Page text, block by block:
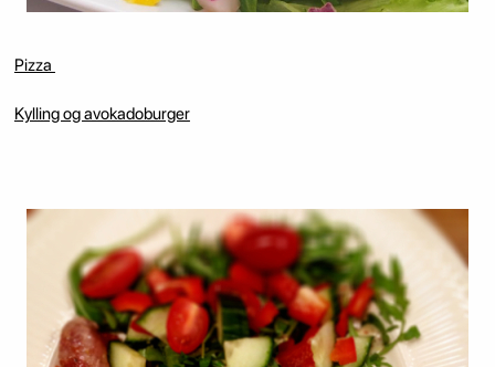
Pizza
Kylling og avokadoburger